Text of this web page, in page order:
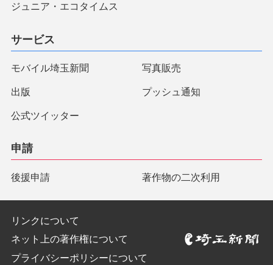
ジュニア・エコタイムス
サービス
モバイル埼玉新聞 写真販売
出版 プッシュ通知
公式ツイッター
申請
後援申請 著作物の二次利用
リンクについて
ネット上の著作権について
プライバシーポリシーについて